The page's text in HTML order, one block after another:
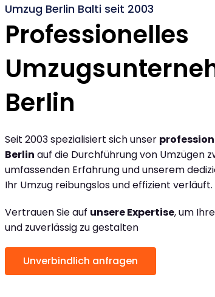
Umzug Berlin Balti seit 2003
Professionelles
Berlin
Seit 2003 spezialisiert sich unser
Berlin auf die Durchführung von Umzügen
umfassenden Erfahrung und unserem
Ihr Umzug reibungslos und effizient verläuft.
Vertrauen Sie auf unsere Expertise, um
und zuverlässig zu gestalten
Unverbindlich anfragen